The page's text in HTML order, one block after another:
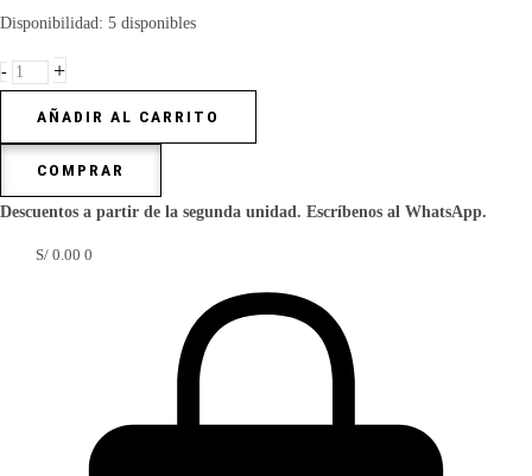
Disponibilidad: 5 disponibles
-
Collar
cenizas
mascotas
Corazón
con
cantidad
+
AÑADIR AL CARRITO
COMPRAR
Descuentos a partir de la segunda unidad. Escríbenos al WhatsApp.
S/ 0.00 0